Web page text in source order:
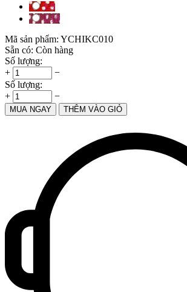
L9
L10
Mã sản phẩm: YCHIKC010
Sẵn có: Còn hàng
Số lượng:
+
−
Số lượng:
+
−
MUA NGAY THÊM VÀO GIỎ